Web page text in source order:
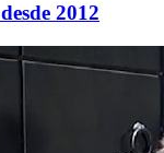
2012